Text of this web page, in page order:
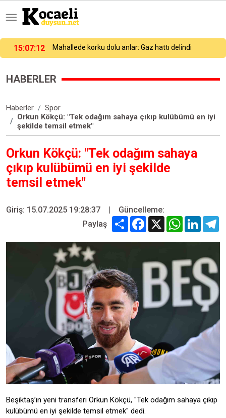
15:07:42
HABERLER
Haberler
Spor
Orkun Kökçü: "Tek odağım sahaya çıkıp kulübümü en iyi
şekilde temsil etmek"
Orkun Kökçü: "Tek odağım sahaya
çıkıp kulübümü en iyi şekilde
temsil etmek"
Giriş: 15.07.2025 19:28:37 |
Güncelleme:
Paylaş
Share Facebook
X WhatsApp
Beşiktaş’ın yeni transferi Orkun Kökçü, "Tek odağım sahaya çıkıp
kulübümü en iyi şekilde temsil etmek" dedi.